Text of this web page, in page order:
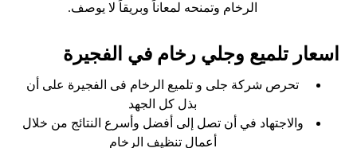
الرخام وتمنحه لمعاناً وبريقاً لا يوصف.
اسعار تلميع وجلي رخام في الفجيرة
تحرص شركة جلى و تلميع الرخام فى الفجيرة على أن
بذل كل الجهد
والاجتهاد في أن تصل إلى أفضل وأسرع النتائج من خلال
أعمال تنظيف الرخام